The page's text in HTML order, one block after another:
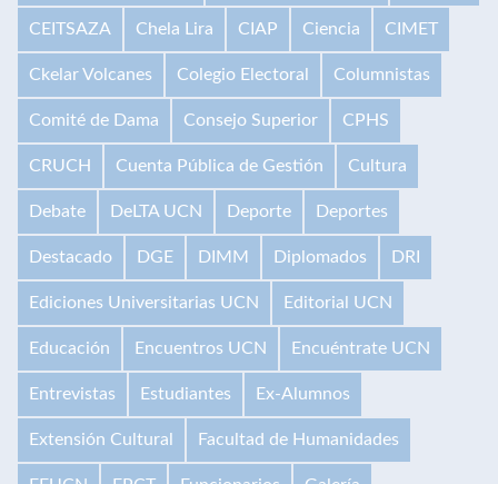
CEITSAZA Chela Lira CIAP Ciencia CIMET
Ckelar Volcanes Colegio Electoral Columnistas
Comité de Dama Consejo Superior CPHS
CRUCH Cuenta Pública de Gestión Cultura
Debate DeLTA UCN Deporte Deportes
Destacado DGE DIMM Diplomados DRI
Ediciones Universitarias UCN Editorial UCN
Educación Encuentros UCN Encuéntrate UCN
Entrevistas Estudiantes Ex-Alumnos
Extensión Cultural Facultad de Humanidades